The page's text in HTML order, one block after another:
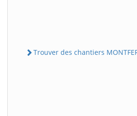
Trouver des chantiers